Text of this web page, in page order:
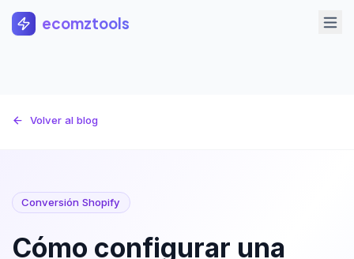
Saltar al contenido principal
ecomztools
Volver al blog
Conversión Shopify
Cómo configurar una